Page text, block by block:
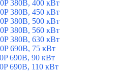
380В, 400 кВт
380В, 450 кВт
380В, 500 кВт
380В, 560 кВт
380В, 630 кВт
690В, 75 кВт
690В, 90 кВт
690В, 110 кВт